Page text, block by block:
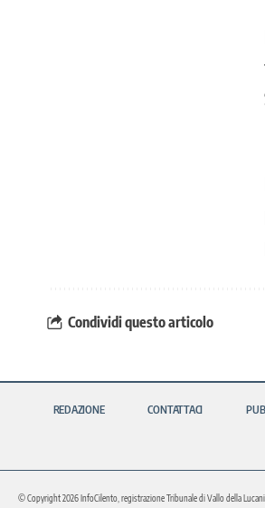
Condividi questo articolo
REDAZIONE CONTATTACI
© Copyright 2026 InfoCilento, registrazione Tribunale di Vallo della